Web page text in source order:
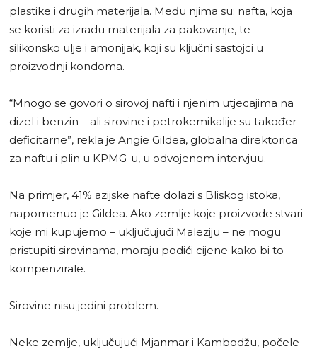
plastike i drugih materijala. Među njima su: nafta, koja
se koristi za izradu materijala za pakovanje, te
silikonsko ulje i amonijak, koji su ključni sastojci u
proizvodnji kondoma.
“Mnogo se govori o sirovoj nafti i njenim utjecajima na
dizel i benzin – ali sirovine i petrokemikalije su također
deficitarne”, rekla je Angie Gildea, globalna direktorica
za naftu i plin u KPMG-u, u odvojenom intervjuu.
Na primjer, 41% azijske nafte dolazi s Bliskog istoka,
napomenuo je Gildea. Ako zemlje koje proizvode stvari
koje mi kupujemo – uključujući Maleziju – ne mogu
pristupiti sirovinama, moraju podići cijene kako bi to
kompenzirale.
Sirovine nisu jedini problem.
Neke zemlje, uključujući Mjanmar i Kambodžu, počele